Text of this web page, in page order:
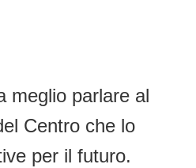
meglio parlare al
Centro che lo
per il futuro.